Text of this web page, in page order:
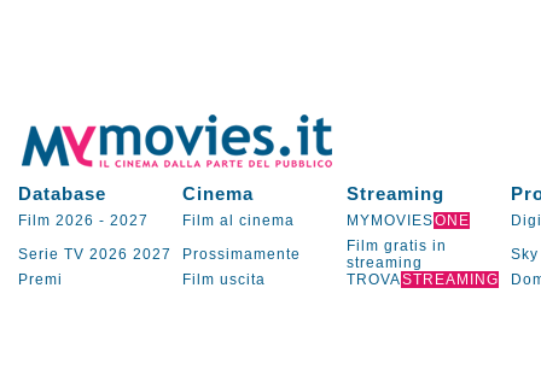
Database Cinema Streaming
Film 2026 - 2027 Film al cinema MYMOVIESONE
Serie TV 2026 2027 Prossimamente
Film gratis in
streaming
Sky
Premi
Film uscita TROVASTREAMING